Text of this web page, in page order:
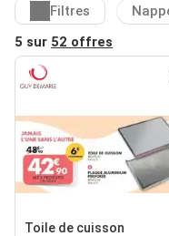
Filtres
5 sur 52 offres
Toile de cuisson